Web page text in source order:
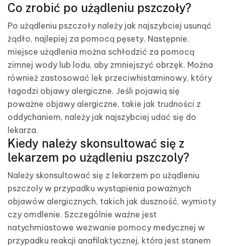
Co zrobić po użądleniu pszczoły?
Po użądleniu pszczoły należy jak najszybciej usunąć
żądło, najlepiej za pomocą pęsety. Następnie,
miejsce użądlenia można schłodzić za pomocą
zimnej wody lub lodu, aby zmniejszyć obrzęk. Można
również zastosować lek przeciwhistaminowy, który
łagodzi objawy alergiczne. Jeśli pojawią się
poważne objawy alergiczne, takie jak trudności z
oddychaniem, należy jak najszybciej udać się do
lekarza.
Kiedy należy skonsultować się z
lekarzem po użądleniu pszczoly?
Należy skonsultować się z lekarzem po użądleniu
pszczoly w przypadku wystąpienia poważnych
objawów alergicznych, takich jak duszność, wymioty
czy omdlenie. Szczególnie ważne jest
natychmiastowe wezwanie pomocy medycznej w
przypadku reakcji anafilaktycznej, która jest stanem